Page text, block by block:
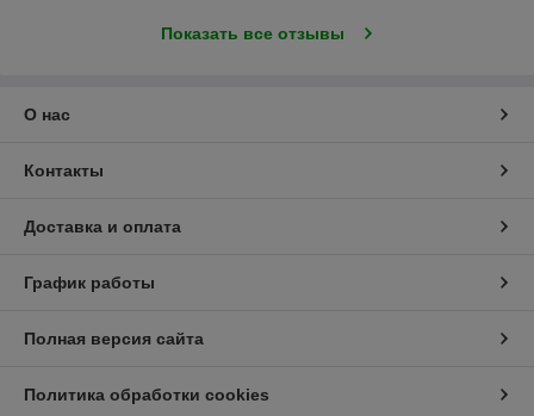
Показать все отзывы
О нас
Контакты
Доставка и оплата
График работы
Полная версия сайта
Политика обработки cookies